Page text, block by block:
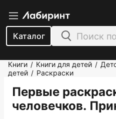
Каталог
Книги / Книги для детей /
детей / Раскраски
Первые
человечков.